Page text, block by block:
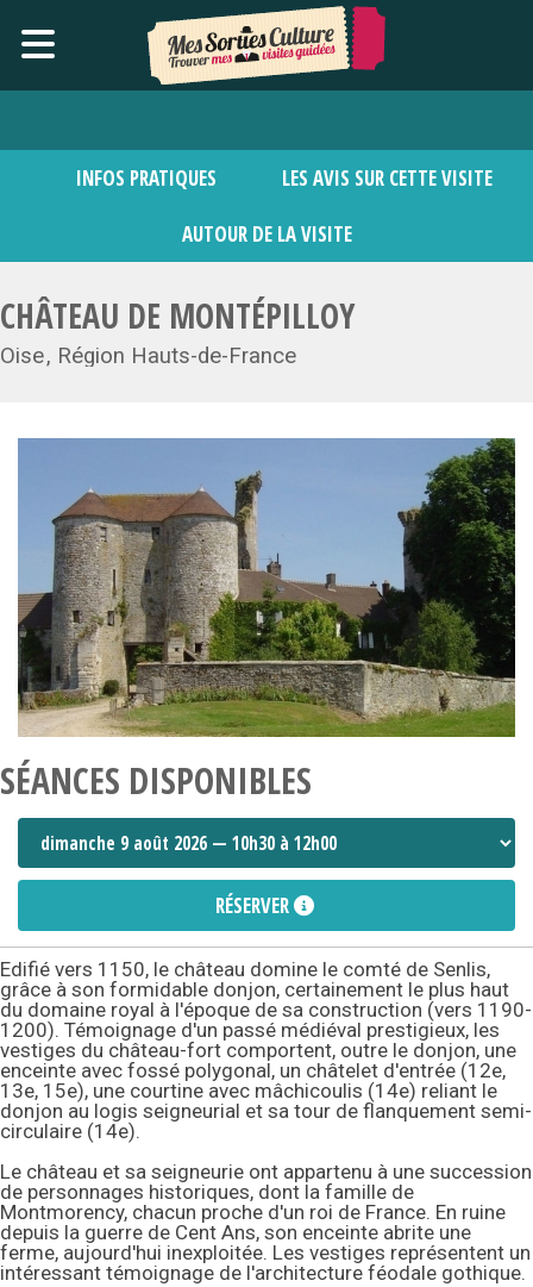
INFOS PRATIQUES LES AVIS SUR CETTE VISITE
AUTOUR DE LA VISITE
CHÂTEAU DE MONTÉPILLOY
Oise Région Hauts-de-France
SÉANCES DISPONIBLES
RÉSERVER
Edifié vers 1150, le château domine le comté de Senlis,
grâce à son formidable donjon, certainement le plus haut
du domaine royal à l'époque de sa construction (vers 1190-
1200). Témoignage d'un passé médiéval prestigieux, les
vestiges du château-fort comportent, outre le donjon, une
enceinte avec fossé polygonal, un châtelet d'entrée (12e,
13e, 15e), une courtine avec mâchicoulis (14e) reliant le
donjon au logis seigneurial et sa tour de flanquement semi-
circulaire (14e).
Le château et sa seigneurie ont appartenu à une succession
de personnages historiques, dont la famille de
Montmorency, chacun proche d'un roi de France. En ruine
depuis la guerre de Cent Ans, son enceinte abrite une
ferme, aujourd'hui inexploitée. Les vestiges représentent un
intéressant témoignage de l'architecture féodale gothique.